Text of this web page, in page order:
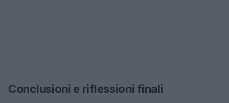
Conclusioni e riflessioni finali